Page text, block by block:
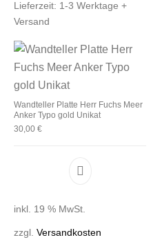
Lieferzeit: 1-3 Werktage +
Versand
Wandteller Platte Herr Fuchs Meer
Anker Typo gold Unikat
30,00€
inkl. 19 % MwSt.
zzgl.Versandkosten